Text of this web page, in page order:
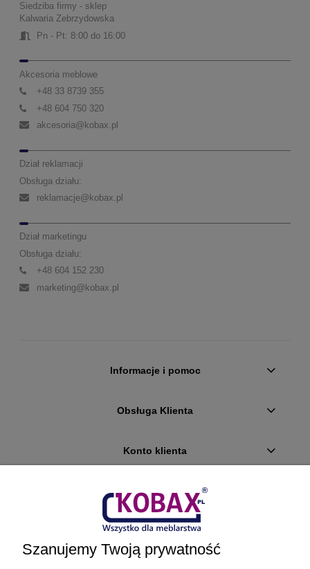
Siedziba firmy - sklep
Kalwaria Zebrzydowska
Pn - Pt: 8:00 do 16:00
Akcesoria meblowe
+48 33 8739 355
+48 604 750 320
akcesoria@kobax.pl
Dział reklamacji
Obsługa działu:
reklamacje@kobax.pl
Dział marketingu
Obsługa działu:
+48 604 152 230
marketing@kobax.pl
Informacje i pomoc
Obsługa Klienta
Konto klienta
Płatności i dostawa
Ciekawostki
Szanujemy Twoją prywatność